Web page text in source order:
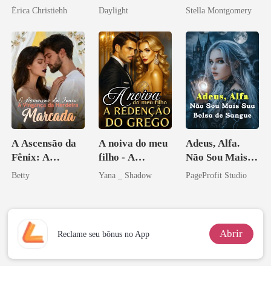
noite que mudou
Érica Christiehh
brilha
Daylight Stella Montgomery
A Ascensão da
Fênix: A
Vingança da
Betty
A noiva do meu
filho - A
Redenção do
Yana _ Shadow
Adeus, Alfa.
Não Sou Mais
Sua Bolsa de
PageProfit Studio
Reclame seu bônus no App Abrir